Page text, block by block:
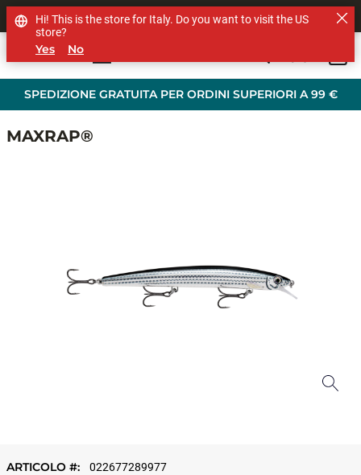
SPEDIZIONE GRATUITA PER ORDINI SUPERIORI A 99 €
SHOP OTHER BRANDS
MAXRAP®
ARTICOLO #: 022677289977
Hi! This is the store for Italy. Do you want to visit the US
store?
Yes No